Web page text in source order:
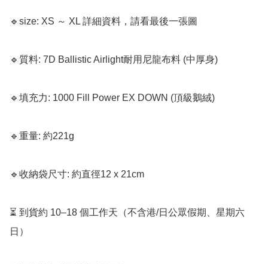
🔹size: XS ～ XL 詳細資料，請看最後一張圖
🔹質料: 7D Ballistic Airlight耐用尼龍布料 (中厚身)
🔹填充力: 1000 Fill Power EX DOWN (頂級鵝絨)
🔹重量: 約221g
🔹收納袋尺寸: 約直徑12 x 21cm
⏳ 到貨約 10–18 個工作天（不含港/日公眾假期、星期六
日）